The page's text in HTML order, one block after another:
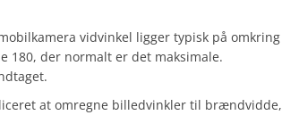
vidvinkel ligger typisk på omkring
180, der normalt er det maksimale.
at omregne billedvinkler til brændvidde,